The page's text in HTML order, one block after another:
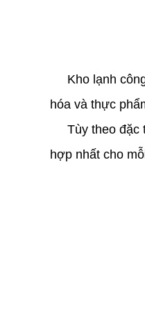
Kho lạnh công
hóa và thực
Tùy theo đặc
hợp nhất cho